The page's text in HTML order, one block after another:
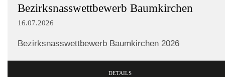
Bezirksnasswettbewerb Baumkirchen
16.07.2026
Bezirksnasswettbewerb Baumkirchen 2026
DETAILS